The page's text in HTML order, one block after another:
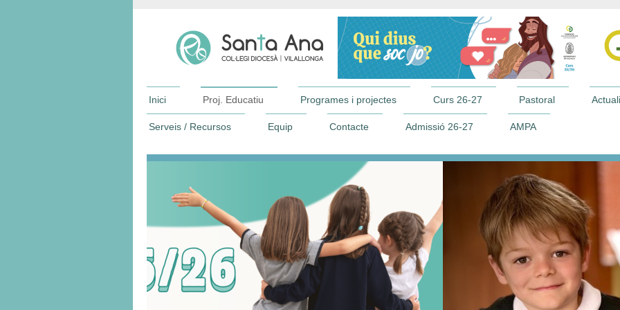
Inici Proj. Educatiu Programes i projectes Curs 26-27 Pastoral
Serveis / Recursos Equip Contacte Admissió 26-27 AMPA